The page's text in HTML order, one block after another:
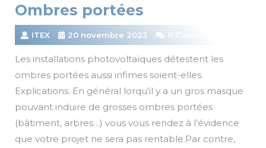
Ombres portées
ITEX 20 novembre 2023 0 Comments
Les installations photovoltaïques détestent les
ombres portées aussi infimes soient-elles.
Explications. En général lorqu’il y a un gros masque
pouvant induire de grosses ombres portées
(bâtiment, arbres…) vous vous rendez à l’évidence
que votre projet ne sera pas rentable.Par contre,